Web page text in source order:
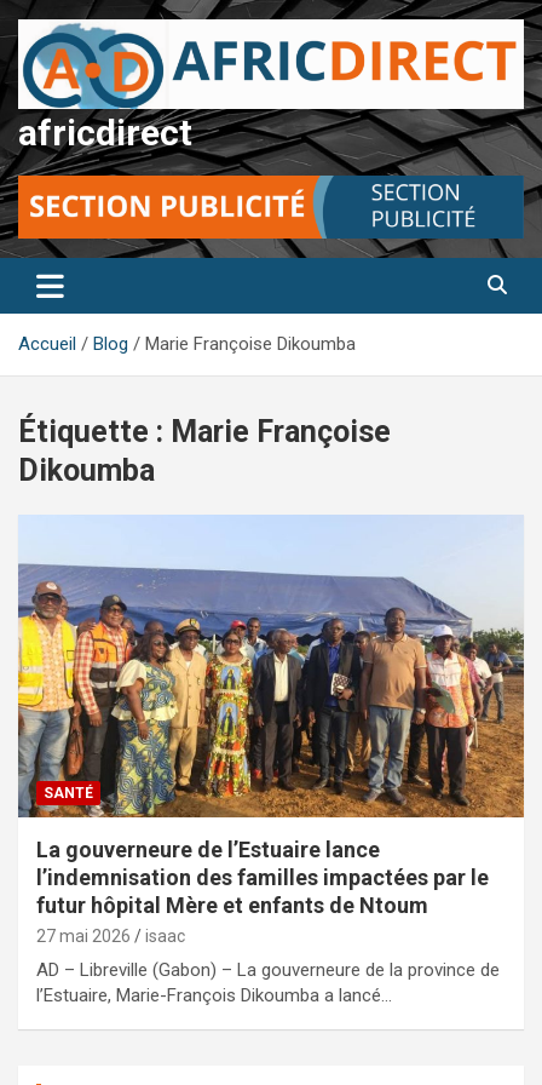
Aller
au
contenu
africdirect
Accueil Blog Marie Françoise Dikoumba
Étiquette : Marie Françoise
Dikoumba
SANTÉ
La gouverneure de l’Estuaire lance
l’indemnisation des familles impactées par le
futur hôpital Mère et enfants de Ntoum
27 mai 2026 isaac
AD – Libreville (Gabon) – La gouverneure de la province de
l’Estuaire, Marie-François Dikoumba a lancé…